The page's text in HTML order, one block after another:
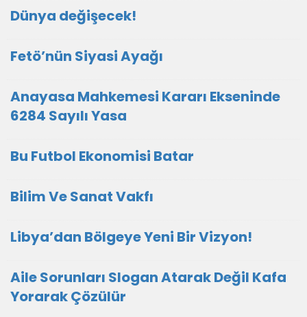
Dünya değişecek!
Fetö’nün Siyasi Ayağı
Anayasa Mahkemesi Kararı Ekseninde
6284 Sayılı Yasa
Bu Futbol Ekonomisi Batar
Bilim Ve Sanat Vakfı
Libya’dan Bölgeye Yeni Bir Vizyon!
Aile Sorunları Slogan Atarak Değil Kafa
Yorarak Çözülür